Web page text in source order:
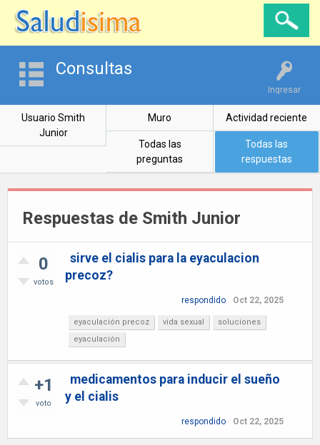
Ingresar
Consultas
Usuario Smith
Junior
Muro Actividad reciente
Todas las
preguntas
Todas las
respuestas
Respuestas de Smith Junior
0
votos
sirve el cialis para la eyaculacion
precoz?
respondido Oct 22, 2025
eyaculación precoz vida sexual
soluciones
eyaculación
+1
voto
medicamentos para inducir el sueño
y el cialis
respondido Oct 22, 2025